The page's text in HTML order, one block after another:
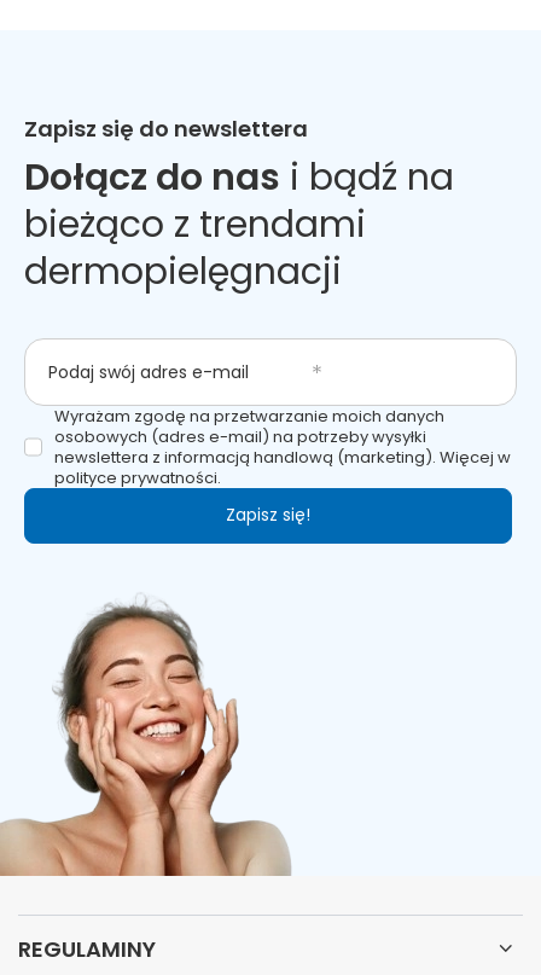
Zapisz się do newslettera
Dołącz do nas i bądź na
bieżąco z trendami
dermopielęgnacji
Podaj swój adres e-mail
Wyrażam zgodę na przetwarzanie moich danych
osobowych (adres e-mail) na potrzeby wysyłki
newslettera z informacją handlową (marketing). Więcej w
polityce prywatności.
Zapisz się!
REGULAMINY